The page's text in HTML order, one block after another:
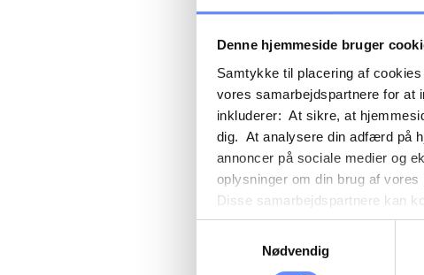
Denne hjemmeside bruger
Samtykke til placering af
vores samarbejdspartnere for at
inkluderer: At sikre, at
dig. At analysere din adfærd på
annoncer på sociale medier og
oplysninger om din brug af
Disse samarbejdspartnere kan
gennem din brug af deres
tredjelande, herunder USA.
Nødvendig